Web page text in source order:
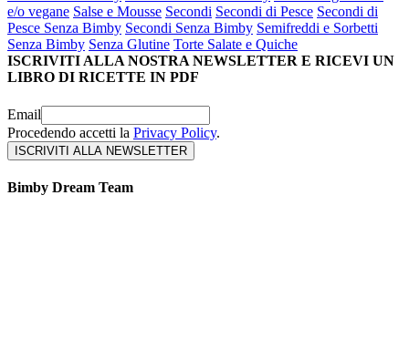
e/o vegane Salse e Mousse Secondi Secondi di Pesce Secondi di
Pesce Senza Bimby Secondi Senza Bimby Semifreddi e Sorbetti
Senza Bimby Senza Glutine Torte Salate e Quiche
ISCRIVITI ALLA NOSTRA NEWSLETTER E RICEVI UN
LIBRO DI RICETTE IN PDF
Email
Procedendo accetti la Privacy Policy.
Bimby Dream Team